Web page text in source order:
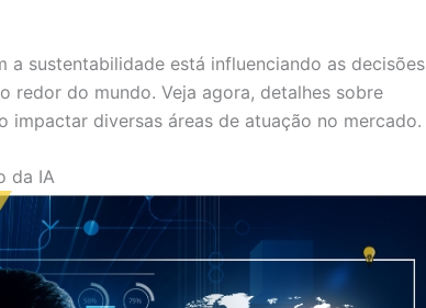
a sustentabilidade está influenciando as decisões
redor do mundo. Veja agora, detalhes sobre
impactar diversas áreas de atuação no mercado.
da IA